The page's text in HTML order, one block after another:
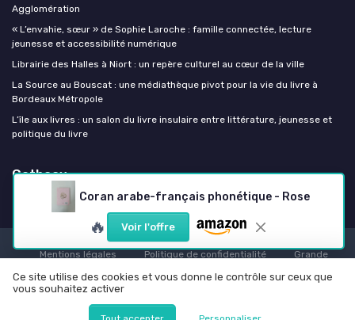
Coran arabe-français phonétique - Rose
🔥 Voir l'offre
Agglomération
« L’envahie, sœur » de Sophie Laroche : famille connectée, lecture
jeunesse et accessibilité numérique
Librairie des Halles à Niort : un repère culturel au cœur de la ville
La Source au Bouscat : une médiathèque pivot pour la vie du livre à
Bordeaux Métropole
L’île aux livres : un salon du livre insulaire entre littérature, jeunesse et
politique du livre
Getboox
Mentions légales Politique de confidentialité
Grande
Ce site utilise des cookies et vous donne le contrôle sur ceux que
vous souhaitez activer